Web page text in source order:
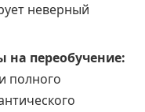
неверный
на переобучение:
полного